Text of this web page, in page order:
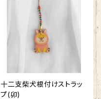
十二支柴犬根付けストラッ
プ(卯)